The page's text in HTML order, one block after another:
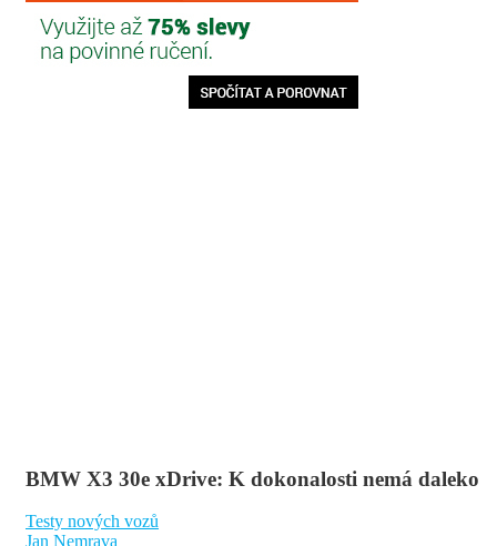
BMW X3 30e xDrive: K dokonalosti nemá daleko
Testy nových vozů
Jan Nemrava